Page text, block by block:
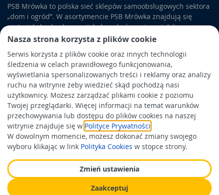
Nasza strona korzysta z plików cookie
Serwis korzysta z plików cookie oraz innych technologii
śledzenia w celach prawidłowego funkcjonowania,
wyświetlania spersonalizowanych treści i reklamy oraz analizy
ruchu na witrynie żeby wiedzieć skąd pochodzą nasi
użytkownicy. Możesz zarządzać plikami cookie z poziomu
Twojej przeglądarki. Więcej informacji na temat warunków
przechowywania lub dostępu do plików cookies na naszej
witrynie znajduje się w Polityce Prywatności
W dowolnym momencie, możesz dokonać zmiany swojego
wyboru klikając w link Polityka Cookies w stopce strony.
Zmień ustawienia
Zaakceptuj
PSB Mrówka to polska sieć sklepów samoobsługowych sektora
„dom i ogród”. W asortymencie PSB Mrówka znajdują się
materiały budowlane, artykuły wykończeniowe i dekoracyjne,
wyposażenie łazienek i kuchni, elektronarzędzia, a także
artykuły związane z ogrodem i otoczeniem domu.
Obowiązek informacyjny
Polityka prywatności
Polityka Cookies
Odbiór zużytego sprzętu
Wspierają nas: